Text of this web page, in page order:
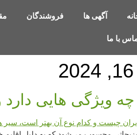
آگهی ها فروشندگان
با ما
چه ویژگی هایی